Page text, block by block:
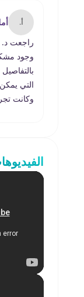
أ.
راجعت د.
وجود
التي
وكانت